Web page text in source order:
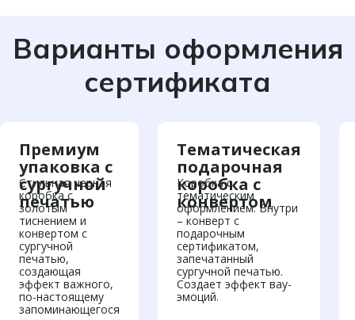
Варианты оформления
сертификата
Премиум
упаковка с
сургучной
печатью
Стильная черная
коробка с
золотым
тиснением и
конвертом с
сургучной
печатью,
создающая
эффект важного,
по-настоящему
запоминающегося
Тематическая
подарочная
коробка с
конвертом
Коробка с
тематическим
оформлением. Внутри
– конверт с
подарочным
сертификатом,
запечатанный
сургучной печатью.
Создает эффект вау-
эмоций.